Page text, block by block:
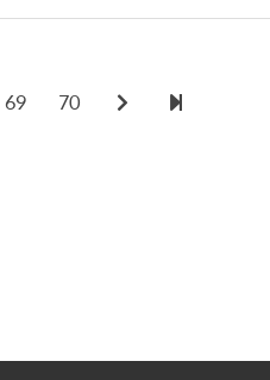
69 70